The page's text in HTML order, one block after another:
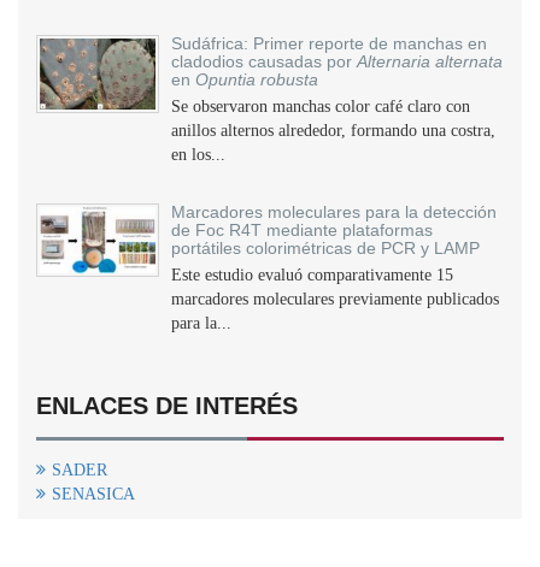
Sudáfrica: Primer reporte de manchas en
cladodios causadas por Alternaria alternata
en Opuntia robusta
Se observaron manchas color café claro con
anillos alternos alrededor, formando una costra,
en los...
Marcadores moleculares para la detección
de Foc R4T mediante plataformas
portátiles colorimétricas de PCR y LAMP
Este estudio evaluó comparativamente 15
marcadores moleculares previamente publicados
para la...
ENLACES DE INTERÉS
SADER
SENASICA